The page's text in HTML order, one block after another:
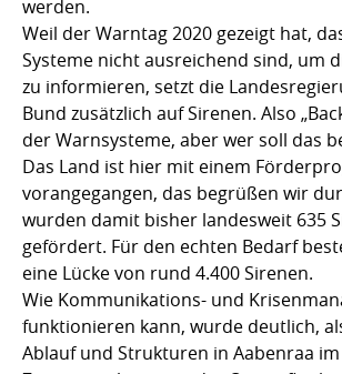
werden.
Weil der Warntag 2020 gezeigt hat,
Systeme nicht ausreichend sind, um
zu informieren, setzt die
Bund zusätzlich auf Sirenen. Also
der Warnsysteme, aber wer soll das
Das Land ist hier mit einem
vorangegangen, das begrüßen wir
wurden damit bisher landesweit 635
gefördert. Für den echten Bedarf
eine Lücke von rund 4.400 Sirenen.
Wie Kommunikations- und
funktionieren kann, wurde deutlich,
Ablauf und Strukturen in Aabenraa im